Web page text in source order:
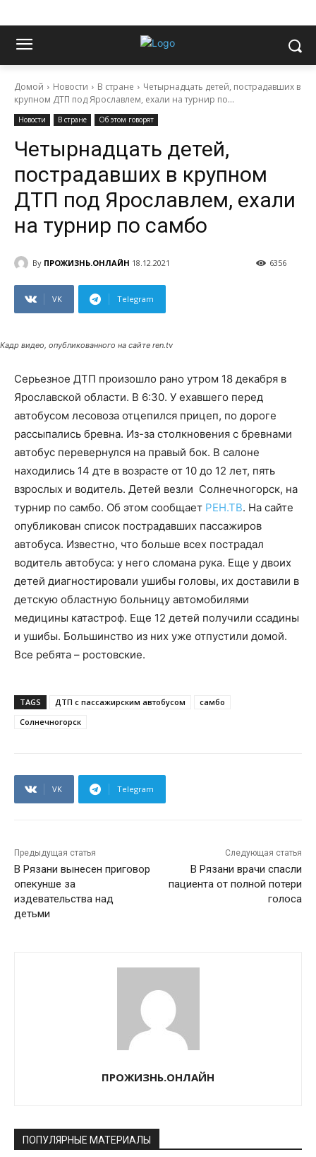
Домой Новости В стране
Четырнадцать детей, пострадавших в
крупном ДТП под Ярославлем, ехали на турнир по...
Новости В стране Об этом говорят
Четырнадцать детей,
пострадавших в крупном
ДТП под Ярославлем, ехали
на турнир по самбо
By ПРОЖИЗНЬ.ОНЛАЙН 18.12.2021 6356
VK Telegram
Кадр видео, опубликованного на сайте ren.tv
Серьезное ДТП произошло рано утром 18 декабря в
Ярославской области. В 6:30. У ехавшего перед
автобусом лесовоза отцепился прицеп, по дороге
рассыпались бревна. Из-за столкновения с бревнами
автобус перевернулся на правый бок. В салоне
находились 14 дте в возрасте от 10 до 12 лет, пять
взрослых и водитель. Детей везли Солнечногорск, на
турнир по самбо. Об этом сообщает РЕН.ТВ. На сайте
опубликован список пострадавших пассажиров
автобуса. Известно, что больше всех пострадал
водитель автобуса: у него сломана рука. Еще у двоих
детей диагностировали ушибы головы, их доставили в
детскую областную больницу автомобилями
медицины катастроф. Еще 12 детей получили ссадины
и ушибы. Большинство из них уже отпустили домой.
Все ребята – ростовские.
TAGS ДТП с пассажирским автобусом
самбо
Солнечногорск
VK Telegram
Предыдущая статья
В Рязани вынесен приговор
опекунше за
издевательства над
детьми
Следующая статья
В Рязани врачи спасли
пациента от полной потери
голоса
ПРОЖИЗНЬ.ОНЛАЙН
ПОПУЛЯРНЫЕ МАТЕРИАЛЫ